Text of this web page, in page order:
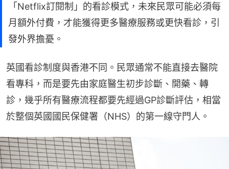
「Netflix訂閱制」的看診模式，未來民眾可能必須每
月額外付費，才能獲得更多醫療服務或更快看診，引
發外界擔憂。
英國看診制度與香港不同。民眾通常不能直接去醫院
看專科，而是要先由家庭醫生初步診斷、開藥、轉
診，幾乎所有醫療流程都要先經過GP診斷評估，相當
於整個英國國民保健署（NHS）的第一線守門人。